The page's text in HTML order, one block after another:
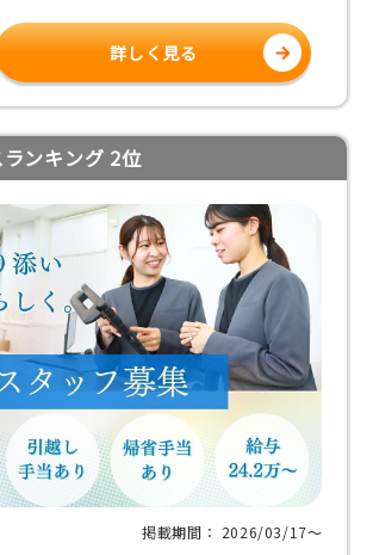
詳しく見る
ンキング 2位
掲載期間： 2026/03/17〜